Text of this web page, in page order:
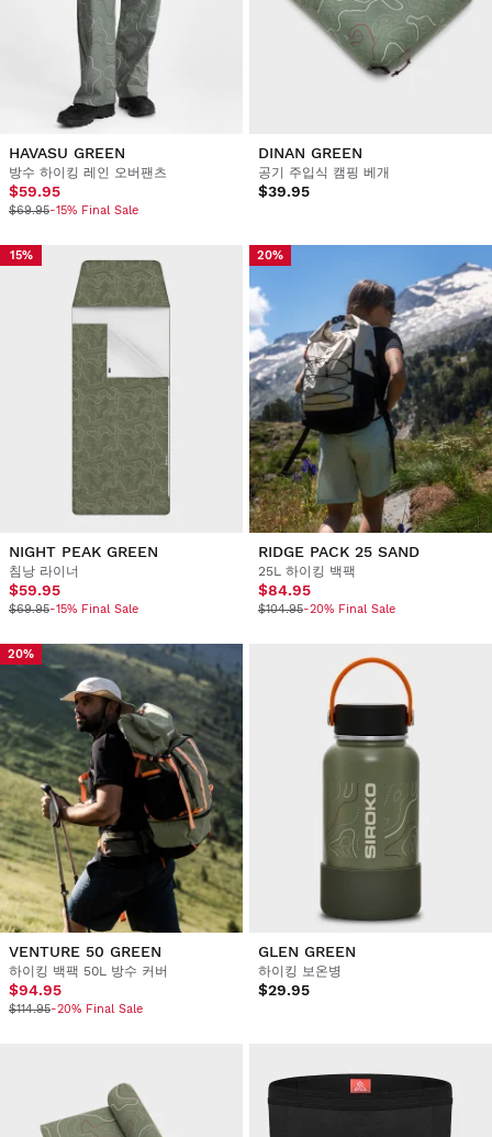
HAVASU GREEN
방수 하이킹 레인 오버팬츠
$59.95
$69.95-15% Final Sale
DINAN GREEN
공기 주입식 캠핑 베개
$39.95
15%
NIGHT PEAK GREEN
침낭 라이너
$59.95
$69.95-15% Final Sale
20%
RIDGE PACK 25 SAND
25L 하이킹 백팩
$84.95
$104.95-20% Final Sale
20%
VENTURE 50 GREEN
하이킹 백팩 50L 방수 커버
$94.95
$114.95-20% Final Sale
GLEN GREEN
하이킹 보온병
$29.95